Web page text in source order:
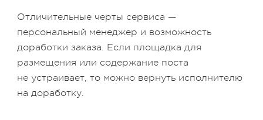
Отличительные черты сервиса —
персональный менеджер и возможность
доработки заказа. Если площадка для
размещения или содержание поста
не устраивает, то можно вернуть исполнителю
на доработку.